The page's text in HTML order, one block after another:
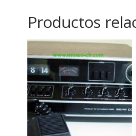
Productos